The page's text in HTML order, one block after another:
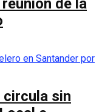
de la
circula sin